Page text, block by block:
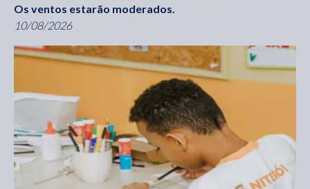
Os ventos estarão moderados.
10/08/2026